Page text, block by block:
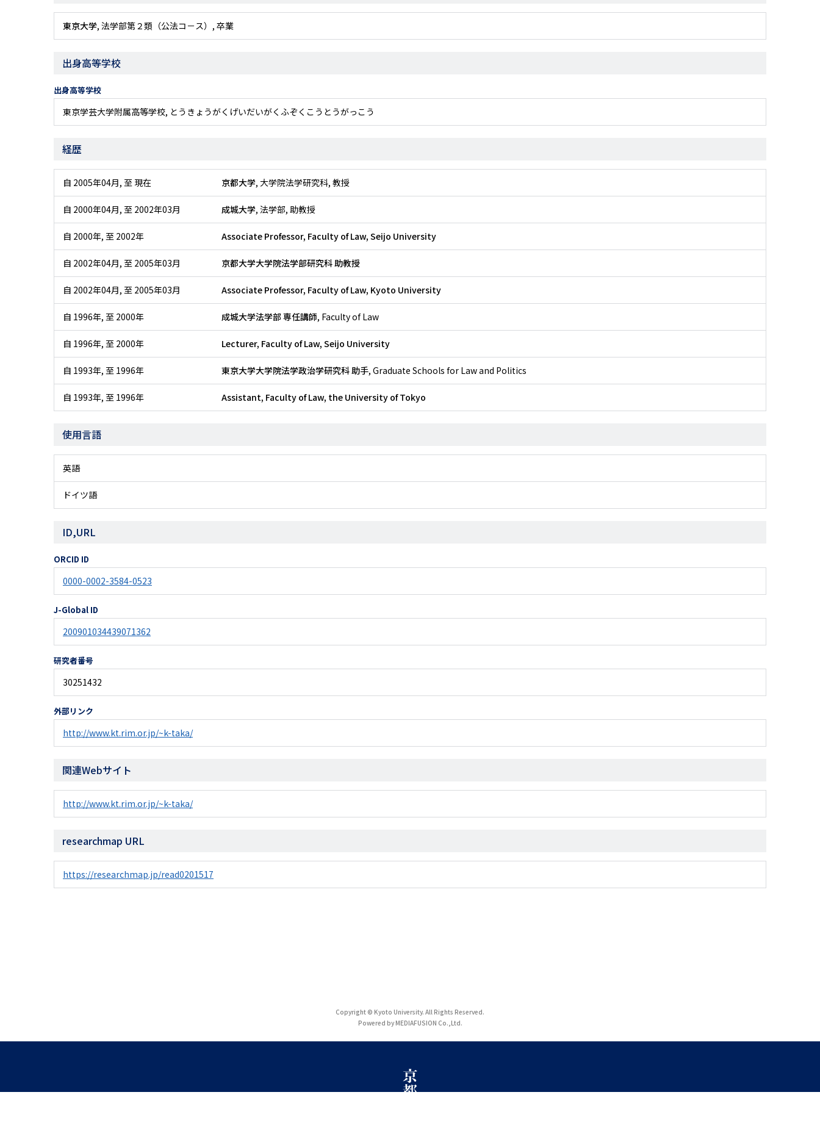
東京大学, 法学部第２類（公法コ－ス）, 卒業
出身高等学校
出身高等学校
東京学芸大学附属高等学校, とうきょうがくげいだいがくふぞくこうとうがっこう
経歴
自 2005年04月, 至 現在 京都大学, 大学院法学研究科, 教授
自 2000年04月, 至 2002年03月 成城大学, 法学部, 助教授
自 2000年, 至 2002年 Associate Professor, Faculty of Law, Seijo University
自 2002年04月, 至 2005年03月 京都大学大学院法学部研究科 助教授
自 2002年04月, 至 2005年03月 Associate Professor, Faculty of Law, Kyoto University
自 1996年, 至 2000年 成城大学法学部 専任講師, Faculty of Law
自 1996年, 至 2000年 Lecturer, Faculty of Law, Seijo University
自 1993年, 至 1996年 東京大学大学院法学政治学研究科 助手, Graduate Schools for Law and Politics
自 1993年, 至 1996年 Assistant, Faculty of Law, the University of Tokyo
使用言語
英語
ドイツ語
ID,URL
ORCID ID
0000-0002-3584-0523
J-Global ID
200901034439071362
研究者番号
30251432
外部リンク
http://www.kt.rim.or.jp/~k-taka/
関連Webサイト
http://www.kt.rim.or.jp/~k-taka/
researchmap URL
https://researchmap.jp/read0201517
Copyright © Kyoto University. All Rights Reserved.
Powered by MEDIAFUSION Co.,Ltd.